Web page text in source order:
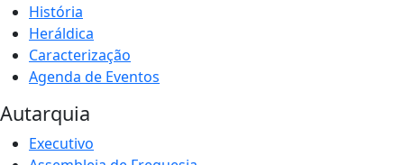
História
Heráldica
Caracterização
Agenda de Eventos
Autarquia
Executivo